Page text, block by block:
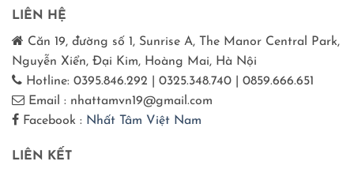
LIÊN HỆ
Căn 19, đường số 1, Sunrise A, The Manor Central Park,
Nguyễn Xiển, Đại Kim, Hoàng Mai, Hà Nội
Hotline: 0395.846.292 | 0325.348.740 | 0859.666.651
Email : nhattamvn19@gmail.com
Facebook : Nhất Tâm Việt Nam
LIÊN KẾT